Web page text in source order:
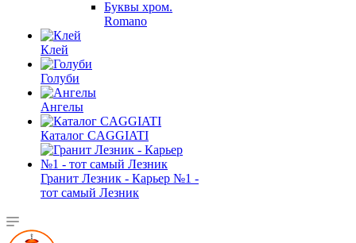
Буквы хром.
Romano
Клей
Голуби
Ангелы
Каталог CAGGIATI
Гранит Лезник - Карьер №1 -
тот самый Лезник